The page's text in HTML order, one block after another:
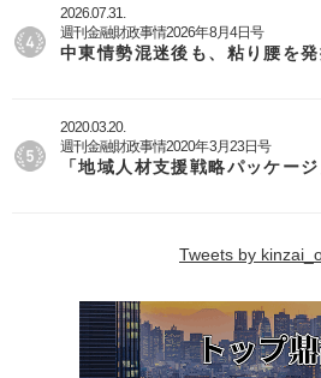
2026.07.31.
週刊金融財政事情2026年8月4日号
中東情勢混迷後も、粘り腰を
2020.03.20.
週刊金融財政事情2020年3月23日号
「地域人材支援戦略パッケー
Tweets by